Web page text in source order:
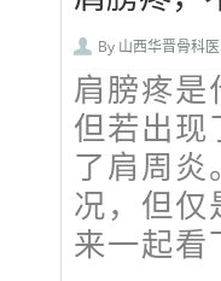
By 山西华晋骨科
肩膀疼是
但若出现
了肩周
况，但仅
来一起看